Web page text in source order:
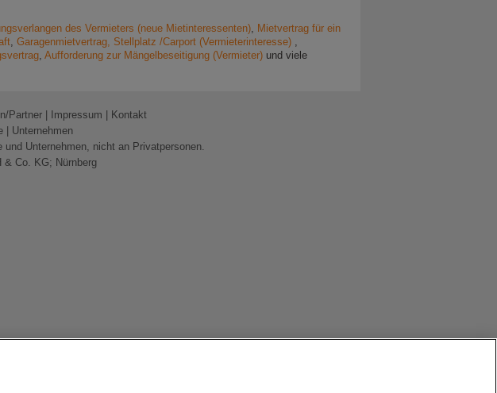
des Vermieters (neue Mietinteressenten), Mietvertrag für ein
, Garagenmietvertrag, Stellplatz /Carport (Vermieterinteresse) ,
, Aufforderung zur Mängelbeseitigung (Vermieter) und viele
Partner| Impressum
Kontakt
Unternehmen
Unternehmen, nicht an Privatpersonen.
Co. KG; Nürnberg